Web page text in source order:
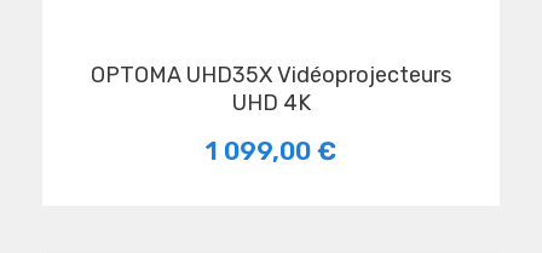
OPTOMA UHD35X Vidéoprojecteurs
UHD 4K
1 099,00 €